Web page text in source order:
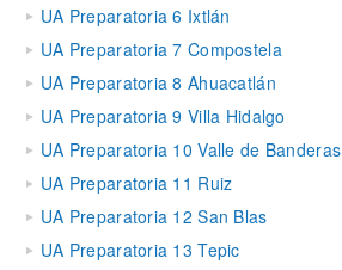
UA Preparatoria 6 Ixtlán
UA Preparatoria 7 Compostela
UA Preparatoria 8 Ahuacatlán
UA Preparatoria 9 Villa Hidalgo
UA Preparatoria 10 Valle de Banderas
UA Preparatoria 11 Ruiz
UA Preparatoria 12 San Blas
UA Preparatoria 13 Tepic